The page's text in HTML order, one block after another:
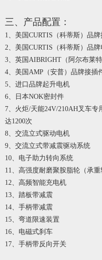
三、产品配置：
1、美国CURTIS（科蒂斯）品
2、美国CURTIS（科蒂斯）品
3、英国AIBRIGHT（阿尔布莱
4、美国AMP（安普）品牌接插
5、进口品牌起升电机
6、日本NOK密封件
7、火炬/天能24V/210AH叉车
达1200次
8、交流立式驱动电机
9、交流立式带减震驱动系统
10、电子助力转向系统
11、高强度耐磨聚胺脂轮（承重
12、高频智能充电机
13、踏板带减震
14、手柄带减震
15、弯道限速装置
16、电磁式刹车
17、手柄带反向开关